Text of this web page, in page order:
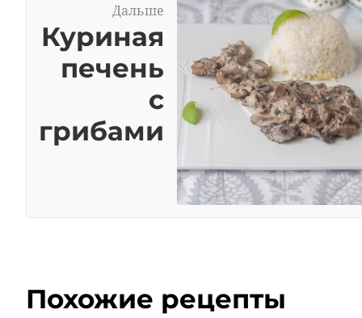
Дальше
Куриная
печень
с
грибами
Похожие рецепты